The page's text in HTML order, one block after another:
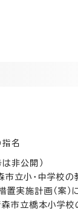
名
非公開）
立小・中学校の
置実施計画（案）
市立橋本小学校